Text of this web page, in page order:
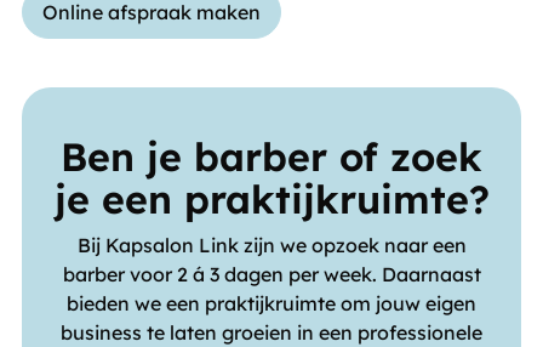
Online afspraak maken
Ben je barber of zoek
je een praktijkruimte?
Bij Kapsalon Link zijn we opzoek naar een
barber voor 2 á 3 dagen per week. Daarnaast
bieden we een praktijkruimte om jouw eigen
business te laten groeien in een professionele